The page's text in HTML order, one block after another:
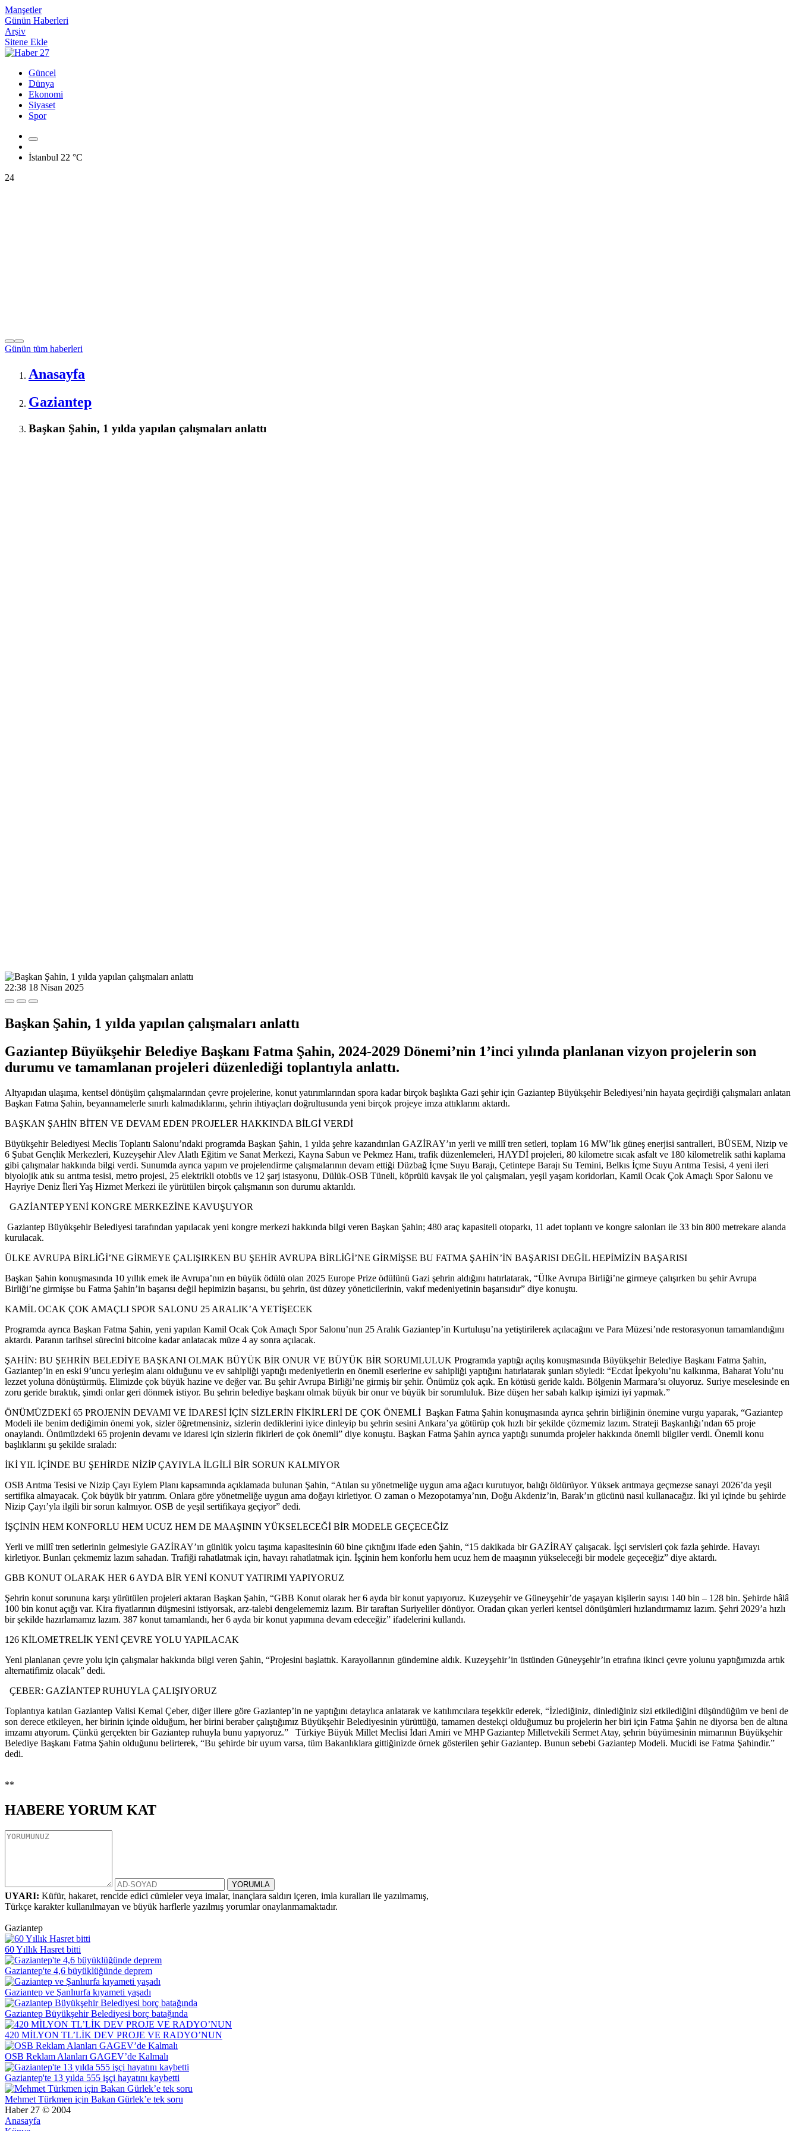
Manşetler
Günün Haberleri
Arşiv
Sitene Ekle
Güncel
Dünya
Ekonomi
Siyaset
Spor
İstanbul 22 °C
24
Günün tüm haberleri
Anasayfa
Gaziantep
Başkan Şahin, 1 yılda yapılan çalışmaları anlattı
22:38 18 Nisan 2025
Başkan Şahin, 1 yılda yapılan çalışmaları anlattı
Gaziantep Büyükşehir Belediye Başkanı Fatma Şahin, 2024-2029 Dönemi’nin 1’inci yılında planlanan vizyon projelerin son
durumu ve tamamlanan projeleri düzenlediği toplantıyla anlattı.
Altyapıdan ulaşıma, kentsel dönüşüm çalışmalarından çevre projelerine, konut yatırımlarından spora kadar birçok başlıkta Gazi şehir için Gaziantep Büyükşehir Belediyesi’nin hayata geçirdiği çalışmaları anlatan
Başkan Fatma Şahin, beyannamelerle sınırlı kalmadıklarını, şehrin ihtiyaçları doğrultusunda yeni birçok projeye imza attıklarını aktardı.
BAŞKAN ŞAHİN BİTEN VE DEVAM EDEN PROJELER HAKKINDA BİLGİ VERDİ
Büyükşehir Belediyesi Meclis Toplantı Salonu’ndaki programda Başkan Şahin, 1 yılda şehre kazandırılan GAZİRAY’ın yerli ve millî tren setleri, toplam 16 MW’lık güneş enerjisi santralleri, BÜSEM, Nizip ve
6 Şubat Gençlik Merkezleri, Kuzeyşehir Alev Alatlı Eğitim ve Sanat Merkezi, Kayna Sabun ve Pekmez Hanı, trafik düzenlemeleri, HAYDİ projeleri, 80 kilometre sıcak asfalt ve 180 kilometrelik sathi kaplama
gibi çalışmalar hakkında bilgi verdi. Sunumda ayrıca yapım ve projelendirme çalışmalarının devam ettiği Düzbağ İçme Suyu Barajı, Çetintepe Barajı Su Temini, Belkıs İçme Suyu Arıtma Tesisi, 4 yeni ileri
biyolojik atık su arıtma tesisi, metro projesi, 25 elektrikli otobüs ve 12 şarj istasyonu, Dülük-OSB Tüneli, köprülü kavşak ile yol çalışmaları, yeşil yaşam koridorları, Kamil Ocak Çok Amaçlı Spor Salonu ve
Hayriye Deniz İleri Yaş Hizmet Merkezi ile yürütülen birçok çalışmanın son durumu aktarıldı.
GAZİANTEP YENİ KONGRE MERKEZİNE KAVUŞUYOR
Gaziantep Büyükşehir Belediyesi tarafından yapılacak yeni kongre merkezi hakkında bilgi veren Başkan Şahin; 480 araç kapasiteli otoparkı, 11 adet toplantı ve kongre salonları ile 33 bin 800 metrekare alanda
kurulacak.
ÜLKE AVRUPA BİRLİĞİ’NE GİRMEYE ÇALIŞIRKEN BU ŞEHİR AVRUPA BİRLİĞİ’NE GİRMİŞSE BU FATMA ŞAHİN’İN BAŞARISI DEĞİL HEPİMİZİN BAŞARISI
Başkan Şahin konuşmasında 10 yıllık emek ile Avrupa’nın en büyük ödülü olan 2025 Europe Prize ödülünü Gazi şehrin aldığını hatırlatarak, “Ülke Avrupa Birliği’ne girmeye çalışırken bu şehir Avrupa
Birliği’ne girmişse bu Fatma Şahin’in başarısı değil hepimizin başarısı, bu şehrin, üst düzey yöneticilerinin, vakıf medeniyetinin başarısıdır” diye konuştu.
KAMİL OCAK ÇOK AMAÇLI SPOR SALONU 25 ARALIK’A YETİŞECEK
Programda ayrıca Başkan Fatma Şahin, yeni yapılan Kamil Ocak Çok Amaçlı Spor Salonu’nun 25 Aralık Gaziantep’in Kurtuluşu’na yetiştirilerek açılacağını ve Para Müzesi’nde restorasyonun tamamlandığını
aktardı. Paranın tarihsel sürecini bitcoine kadar anlatacak müze 4 ay sonra açılacak.
ŞAHİN: BU ŞEHRİN BELEDİYE BAŞKANI OLMAK BÜYÜK BİR ONUR VE BÜYÜK BİR SORUMLULUK Programda yaptığı açılış konuşmasında Büyükşehir Belediye Başkanı Fatma Şahin,
Gaziantep’in en eski 9’uncu yerleşim alanı olduğunu ve ev sahipliği yaptığı medeniyetlerin en önemli eserlerine ev sahipliği yaptığını hatırlatarak şunları söyledi: “Ecdat İpekyolu’nu kalkınma, Baharat Yolu’nu
lezzet yoluna dönüştürmüş. Elimizde çok büyük hazine ve değer var. Bu şehir Avrupa Birliği’ne girmiş bir şehir. Önümüz çok açık. En kötüsü geride kaldı. Bölgenin Marmara’sı oluyoruz. Suriye meselesinde en
zoru geride bıraktık, şimdi onlar geri dönmek istiyor. Bu şehrin belediye başkanı olmak büyük bir onur ve büyük bir sorumluluk. Bize düşen her sabah kalkıp işimizi iyi yapmak.”
ÖNÜMÜZDEKİ 65 PROJENİN DEVAMI VE İDARESİ İÇİN SİZLERİN FİKİRLERİ DE ÇOK ÖNEMLİ Başkan Fatma Şahin konuşmasında ayrıca şehrin birliğinin önemine vurgu yaparak, “Gaziantep
Modeli ile benim dediğimin önemi yok, sizler öğretmensiniz, sizlerin dediklerini iyice dinleyip bu şehrin sesini Ankara’ya götürüp çok hızlı bir şekilde çözmemiz lazım. Strateji Başkanlığı’ndan 65 proje
onaylandı. Önümüzdeki 65 projenin devamı ve idaresi için sizlerin fikirleri de çok önemli” diye konuştu. Başkan Fatma Şahin ayrıca yaptığı sunumda projeler hakkında önemli bilgiler verdi. Önemli konu
başlıklarını şu şekilde sıraladı:
İKİ YIL İÇİNDE BU ŞEHİRDE NİZİP ÇAYIYLA İLGİLİ BİR SORUN KALMIYOR
OSB Arıtma Tesisi ve Nizip Çayı Eylem Planı kapsamında açıklamada bulunan Şahin, “Atılan su yönetmeliğe uygun ama ağacı kurutuyor, balığı öldürüyor. Yüksek arıtmaya geçmezse sanayi 2026’da yeşil
sertifika almayacak. Çok büyük bir yatırım. Onlara göre yönetmeliğe uygun ama doğayı kirletiyor. O zaman o Mezopotamya’nın, Doğu Akdeniz’in, Barak’ın gücünü nasıl kullanacağız. İki yıl içinde bu şehirde
Nizip Çayı’yla ilgili bir sorun kalmıyor. OSB de yeşil sertifikaya geçiyor” dedi.
İŞÇİNİN HEM KONFORLU HEM UCUZ HEM DE MAAŞININ YÜKSELECEĞİ BİR MODELE GEÇECEĞİZ
Yerli ve millî tren setlerinin gelmesiyle GAZİRAY’ın günlük yolcu taşıma kapasitesinin 60 bine çıktığını ifade eden Şahin, “15 dakikada bir GAZİRAY çalışacak. İşçi servisleri çok fazla şehirde. Havayı
kirletiyor. Bunları çekmemiz lazım sahadan. Trafiği rahatlatmak için, havayı rahatlatmak için. İşçinin hem konforlu hem ucuz hem de maaşının yükseleceği bir modele geçeceğiz” diye aktardı.
GBB KONUT OLARAK HER 6 AYDA BİR YENİ KONUT YATIRIMI YAPIYORUZ
Şehrin konut sorununa karşı yürütülen projeleri aktaran Başkan Şahin, “GBB Konut olarak her 6 ayda bir konut yapıyoruz. Kuzeyşehir ve Güneyşehir’de yaşayan kişilerin sayısı 140 bin – 128 bin. Şehirde hâlâ
100 bin konut açığı var. Kira fiyatlarının düşmesini istiyorsak, arz-talebi dengelememiz lazım. Bir taraftan Suriyeliler dönüyor. Oradan çıkan yerleri kentsel dönüşümleri hızlandırmamız lazım. Şehri 2029’a hızlı
bir şekilde hazırlamamız lazım. 387 konut tamamlandı, her 6 ayda bir konut yapımına devam edeceğiz” ifadelerini kullandı.
126 KİLOMETRELİK YENİ ÇEVRE YOLU YAPILACAK
Yeni planlanan çevre yolu için çalışmalar hakkında bilgi veren Şahin, “Projesini başlattık. Karayollarının gündemine aldık. Kuzeyşehir’in üstünden Güneyşehir’in etrafına ikinci çevre yolunu yaptığımızda artık
alternatifimiz olacak” dedi.
ÇEBER: GAZİANTEP RUHUYLA ÇALIŞIYORUZ
Toplantıya katılan Gaziantep Valisi Kemal Çeber, diğer illere göre Gaziantep’in ne yaptığını detaylıca anlatarak ve katılımcılara teşekkür ederek, “İzlediğiniz, dinlediğiniz sizi etkilediğini düşündüğüm ve beni de
son derece etkileyen, her birinin içinde olduğum, her birini beraber çalıştığımız Büyükşehir Belediyesinin yürüttüğü, tamamen destekçi olduğumuz bu projelerin her biri için Fatma Şahin ne diyorsa ben de altına
imzamı atıyorum. Çünkü gerçekten bir Gaziantep ruhuyla bunu yapıyoruz.” Türkiye Büyük Millet Meclisi İdari Amiri ve MHP Gaziantep Milletvekili Sermet Atay, şehrin büyümesinin mimarının Büyükşehir
Belediye Başkanı Fatma Şahin olduğunu belirterek, “Bu şehirde bir uyum varsa, tüm Bakanlıklara gittiğinizde örnek gösterilen şehir Gaziantep. Bunun sebebi Gaziantep Modeli. Mucidi ise Fatma Şahindir.”
dedi.
**
HABERE YORUM KAT
UYARI: Küfür, hakaret, rencide edici cümleler veya imalar, inançlara saldırı içeren, imla kuralları ile yazılmamış,
Türkçe karakter kullanılmayan ve büyük harflerle yazılmış yorumlar onaylanmamaktadır.
Gaziantep
60 Yıllık Hasret bitti
Gaziantep'te 4,6 büyüklüğünde deprem
Gaziantep ve Şanlıurfa kıyameti yaşadı
Gaziantep Büyükşehir Belediyesi borç batağında
420 MİLYON TL’LİK DEV PROJE VE RADYO’NUN
OSB Reklam Alanları GAGEV’de Kalmalı
Gaziantep'te 13 yılda 555 işçi hayatını kaybetti
Mehmet Türkmen için Bakan Gürlek’e tek soru
Haber 27 © 2004
Anasayfa